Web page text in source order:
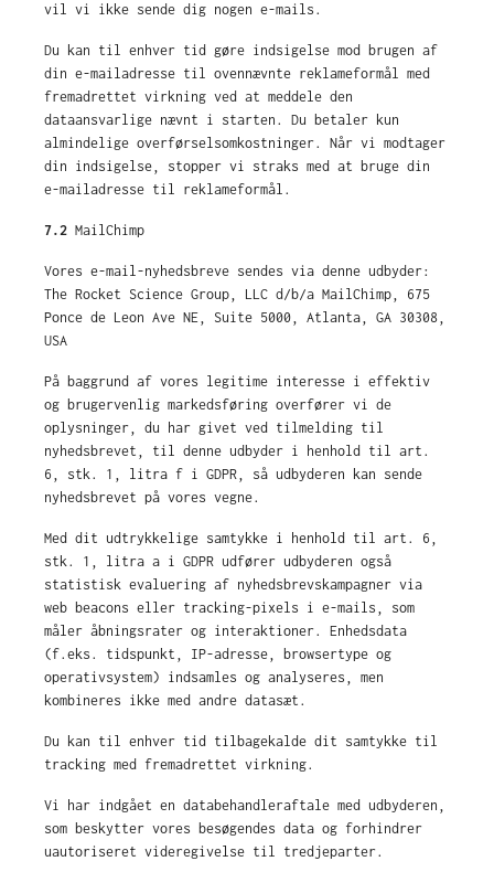
vil vi ikke sende dig nogen e-mails.
Du kan til enhver tid gøre indsigelse mod brugen af
din e-mailadresse til ovennævnte reklameformål med
fremadrettet virkning ved at meddele den
dataansvarlige nævnt i starten. Du betaler kun
almindelige overførselsomkostninger. Når vi modtager
din indsigelse, stopper vi straks med at bruge din
e-mailadresse til reklameformål.
7.2 MailChimp
Vores e-mail-nyhedsbreve sendes via denne udbyder:
The Rocket Science Group, LLC d/b/a MailChimp, 675
Ponce de Leon Ave NE, Suite 5000, Atlanta, GA 30308,
USA
På baggrund af vores legitime interesse i effektiv
og brugervenlig markedsføring overfører vi de
oplysninger, du har givet ved tilmelding til
nyhedsbrevet, til denne udbyder i henhold til art.
6, stk. 1, litra f i GDPR, så udbyderen kan sende
nyhedsbrevet på vores vegne.
Med dit udtrykkelige samtykke i henhold til art. 6,
stk. 1, litra a i GDPR udfører udbyderen også
statistisk evaluering af nyhedsbrevskampagner via
web beacons eller tracking-pixels i e-mails, som
måler åbningsrater og interaktioner. Enhedsdata
(f.eks. tidspunkt, IP-adresse, browsertype og
operativsystem) indsamles og analyseres, men
kombineres ikke med andre datasæt.
Du kan til enhver tid tilbagekalde dit samtykke til
tracking med fremadrettet virkning.
Vi har indgået en databehandleraftale med udbyderen,
som beskytter vores besøgendes data og forhindrer
uautoriseret videregivelse til tredjeparter.